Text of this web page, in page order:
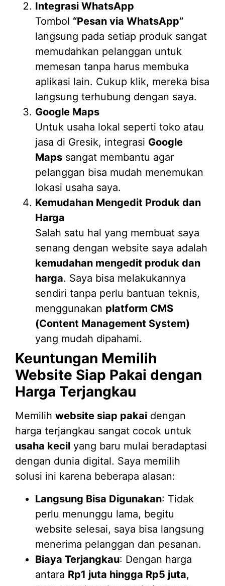
Integrasi WhatsApp
Tombol “Pesan via WhatsApp”
langsung pada setiap produk sangat
memudahkan pelanggan untuk
memesan tanpa harus membuka
aplikasi lain. Cukup klik, mereka bisa
langsung terhubung dengan saya.
Google Maps
Untuk usaha lokal seperti toko atau
jasa di Gresik, integrasi Google
Maps sangat membantu agar
pelanggan bisa mudah menemukan
lokasi usaha saya.
Kemudahan Mengedit Produk dan
Harga
Salah satu hal yang membuat saya
senang dengan website saya adalah
kemudahan mengedit produk dan
harga. Saya bisa melakukannya
sendiri tanpa perlu bantuan teknis,
menggunakan platform CMS
(Content Management System)
yang mudah dipahami.
Keuntungan Memilih
Website Siap Pakai dengan
Harga Terjangkau
Memilih website siap pakai dengan
harga terjangkau sangat cocok untuk
usaha kecil yang baru mulai beradaptasi
dengan dunia digital. Saya memilih
solusi ini karena beberapa alasan:
Langsung Bisa Digunakan: Tidak
perlu menunggu lama, begitu
website selesai, saya bisa langsung
menerima pelanggan dan pesanan.
Biaya Terjangkau: Dengan harga
antara Rp1 juta hingga Rp5 juta,